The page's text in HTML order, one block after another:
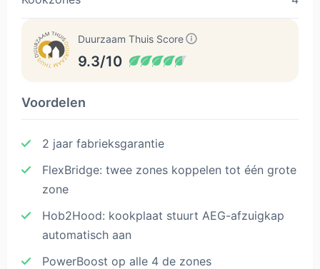
Duurzaam Thuis Score
9.3/10
Voordelen
2 jaar fabrieksgarantie
FlexBridge: twee zones koppelen tot één grote
zone
Hob2Hood: kookplaat stuurt AEG-afzuigkap
automatisch aan
PowerBoost op alle 4 de zones